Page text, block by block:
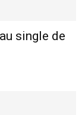
single de